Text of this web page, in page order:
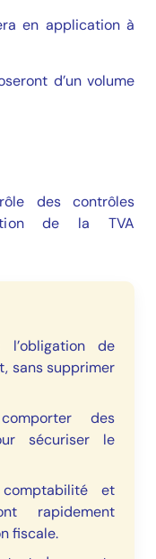
en application à
d’un volume
des contrôles
de la TVA
l’obligation de
sans supprimer
des
sécuriser le
et
rapidement
fiscale.